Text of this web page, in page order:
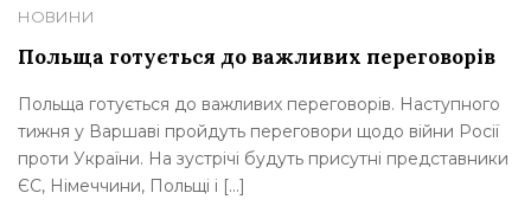
НОВИНИ
Польща готується до важливих переговорів
Польща готується до важливих переговорів. Наступного
тижня у Варшаві пройдуть переговори щодо війни Росії
проти України. На зустрічі будуть присутні представники
ЄС, Німеччини, Польщі і […]